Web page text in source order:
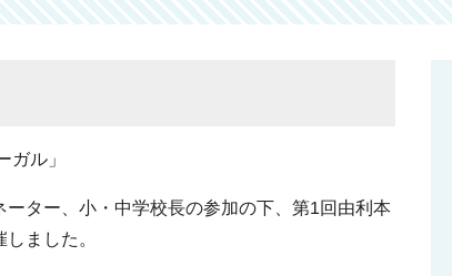
ル」
ター、小・中学校長の参加の下、第1回由利本
ました。